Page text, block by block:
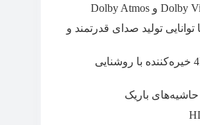
تولید صدای قدرتمند و
کیفیت تصویر 4K خیره‌کننده با روشنایی
باریک